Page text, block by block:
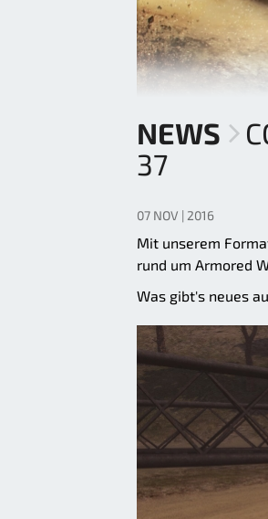
NEWS
37
07 NOV | 2016
Mit unserem
rund um Armored
Was gibt's neues